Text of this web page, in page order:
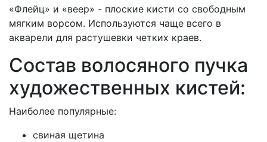
«Флейц» и «веер» - плоские кисти со свободным
мягким ворсом. Используются чаще всего в
акварели для растушевки четких краев.
Состав волосяного пучка
художественных кистей:
Наиболее популярные:
свиная щетина